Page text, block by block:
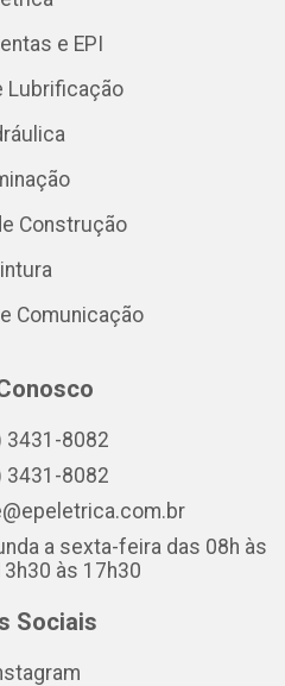
e EPI
Lubrificação
Construção
Comunicação
3431-8082
3431-8082
a sexta-feira das 08h às
às 17h30
Sociais